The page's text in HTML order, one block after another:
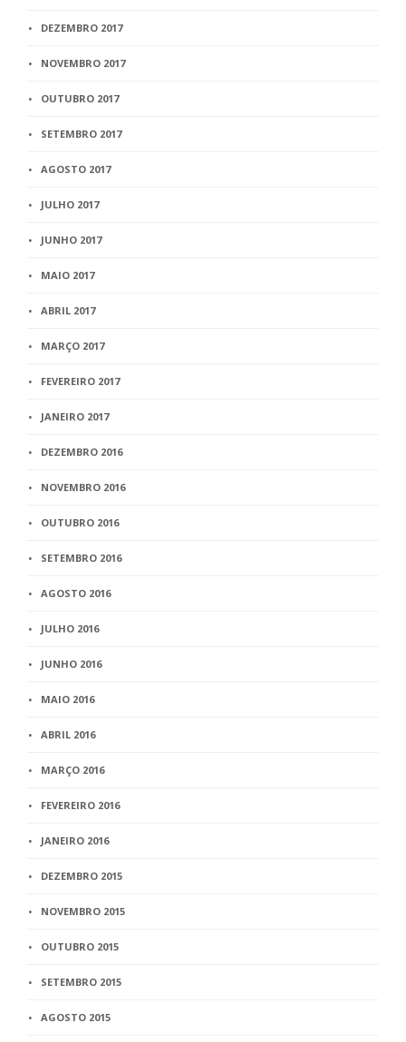
DEZEMBRO 2017
NOVEMBRO 2017
OUTUBRO 2017
SETEMBRO 2017
AGOSTO 2017
JULHO 2017
JUNHO 2017
MAIO 2017
ABRIL 2017
MARÇO 2017
FEVEREIRO 2017
JANEIRO 2017
DEZEMBRO 2016
NOVEMBRO 2016
OUTUBRO 2016
SETEMBRO 2016
AGOSTO 2016
JULHO 2016
JUNHO 2016
MAIO 2016
ABRIL 2016
MARÇO 2016
FEVEREIRO 2016
JANEIRO 2016
DEZEMBRO 2015
NOVEMBRO 2015
OUTUBRO 2015
SETEMBRO 2015
AGOSTO 2015